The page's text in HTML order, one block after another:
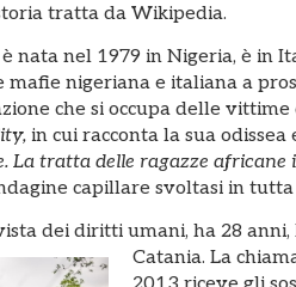
tratta da Wikipedia.
è nata nel 1979 in Nigeria, è in
nigeriana e italiana a
che si occupa delle
in cui racconta la sua
La tratta delle ragazze africane
capillare svoltasi in
dei diritti umani, ha 28
Catania. La